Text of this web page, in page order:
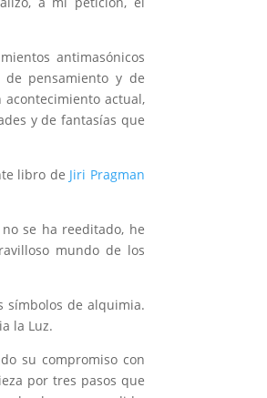
antimasónicos
pensamiento y de
actual,
y de fantasías que
libro de Jiri Pragman
se ha reeditado, he
mundo de los
símbolos de alquimia.
la Luz.
su compromiso con
por tres pasos que